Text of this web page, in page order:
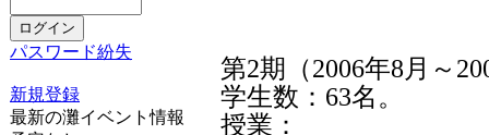
パスワード紛失
新規登録
最新の灘イベント情報
第2期（2006年8月～
学生数：63名。
授業：